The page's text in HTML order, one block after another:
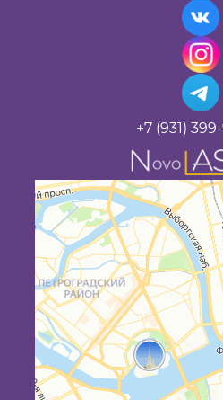
КОЛ-ВО
+ КАРТА
НА 3
БИКИНИ +
ЗА 940 ₽
(ДИОДНЫЙ
+7 (931)